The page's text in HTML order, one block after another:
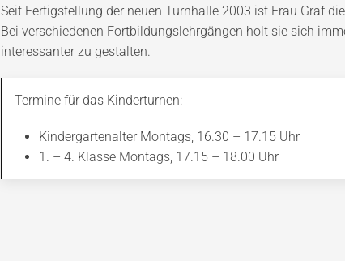
Seit Fertigstellung der neuen Turnhalle 2003 ist Frau Graf
Bei verschiedenen Fortbildungslehrgängen holt sie sich
interessanter zu gestalten.
Termine für das Kinderturnen:
Kindergartenalter Montags, 16.30 – 17.15 Uhr
1. – 4. Klasse Montags, 17.15 – 18.00 Uhr